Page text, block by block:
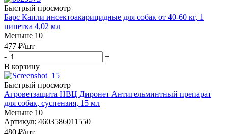
Быстрый просмотр
Барс Капли инсектоакарицидные для собак от 40-60 кг, 1
пипетка 4,02 мл
Меньше 10
477 ₽/шт
-
+
В корзину
Быстрый просмотр
Агроветзащита НВЦ Диронет Антигельминтный препарат
для собак, суспензия, 15 мл
Меньше 10
Артикул: 4603586011550
480 ₽/шт